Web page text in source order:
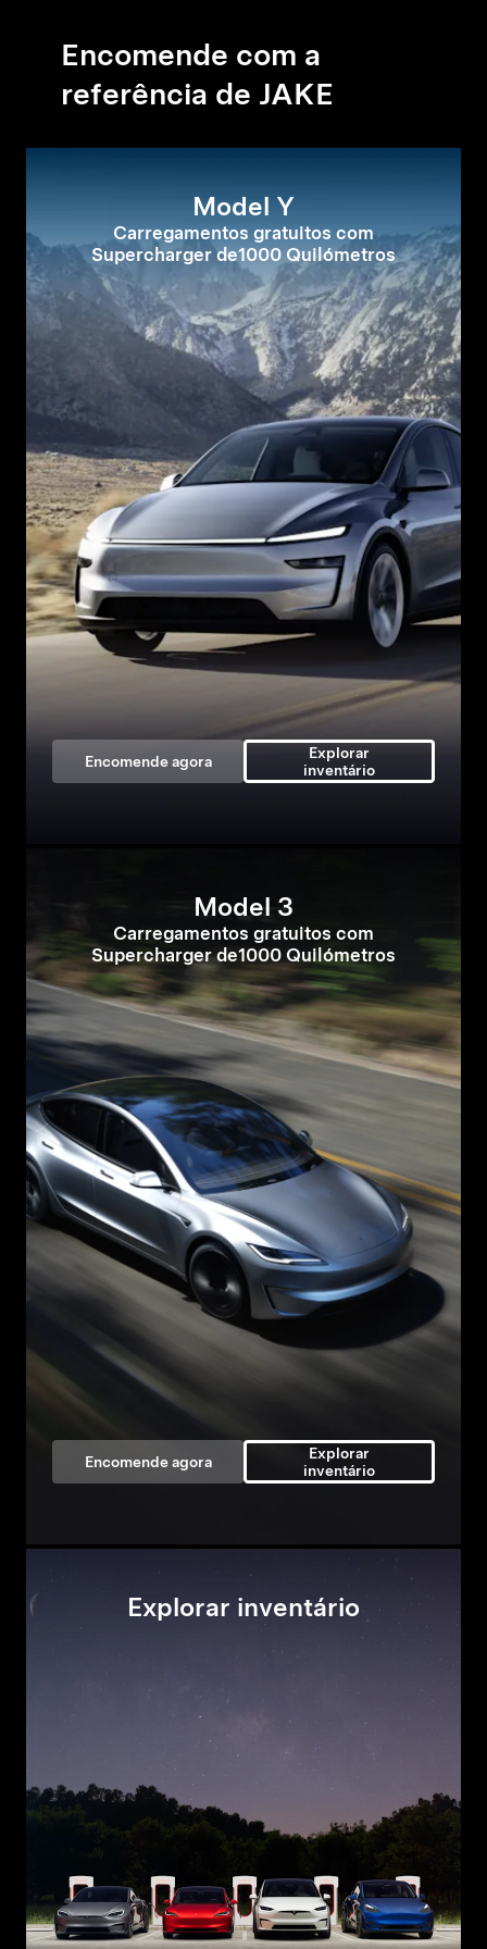
Encomende com a
referência de JAKE
Model Y
Carregamentos gratuitos com
Supercharger de1000 Quilómetros
Encomende agora
Explorar
inventário
Model 3
Carregamentos gratuitos com
Supercharger de1000 Quilómetros
Encomende agora
Explorar
inventário
Explorar inventário